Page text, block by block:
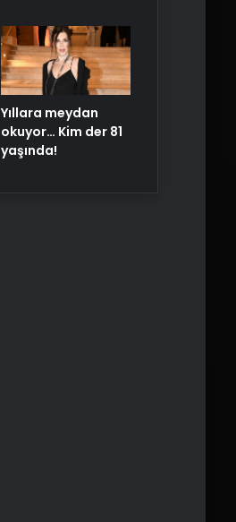
Yıllara meydan
okuyor… Kim der 81
yaşında!